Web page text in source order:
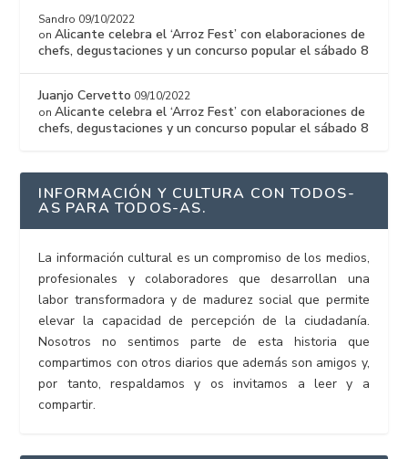
Sandro 09/10/2022
onAlicante celebra el ‘Arroz Fest’ con elaboraciones de
chefs, degustaciones y un concurso popular el sábado 8
Juanjo Cervetto 09/10/2022
onAlicante celebra el ‘Arroz Fest’ con elaboraciones de
chefs, degustaciones y un concurso popular el sábado 8
INFORMACIÓN Y CULTURA CON TODOS-
AS PARA TODOS-AS.
La información cultural es un compromiso de los medios,
profesionales y colaboradores que desarrollan una
labor transformadora y de madurez social que permite
elevar la capacidad de percepción de la ciudadanía.
Nosotros no sentimos parte de esta historia que
compartimos con otros diarios que además son amigos y,
por tanto, respaldamos y os invitamos a leer y a
compartir.